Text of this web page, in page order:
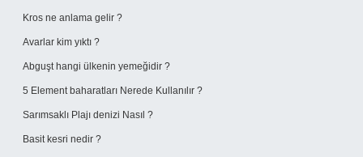
Kros ne anlama gelir ?
Avarlar kim yıktı ?
Abguşt hangi ülkenin yemeğidir ?
5 Element baharatları Nerede Kullanılır ?
Sarımsaklı Plajı denizi Nasıl ?
Basit kesri nedir ?